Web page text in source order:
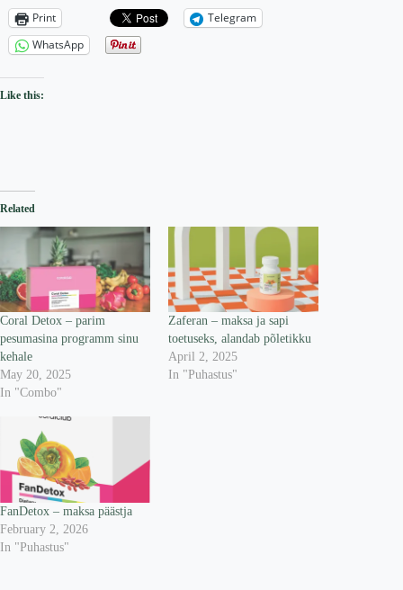
Print
Telegram
WhatsApp
Like this:
Related
Coral Detox – parim
pesumasina programm sinu
kehale
May 20, 2025
In "Combo"
Zaferan – maksa ja sapi
toetuseks, alandab põletikku
April 2, 2025
In "Puhastus"
FanDetox – maksa päästja
February 2, 2026
In "Puhastus"